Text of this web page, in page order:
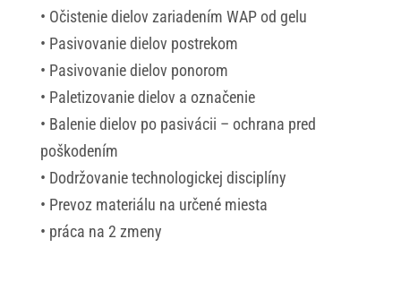
• Očistenie dielov zariadením WAP od gelu
• Pasivovanie dielov postrekom
• Pasivovanie dielov ponorom
• Paletizovanie dielov a označenie
• Balenie dielov po pasivácii – ochrana pred
poškodením
• Dodržovanie technologickej disciplíny
• Prevoz materiálu na určené miesta
• práca na 2 zmeny